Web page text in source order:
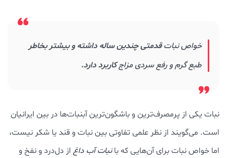
خواص نباتقدمتی چندین ساله داشته و بیشتر بخاطر
طبع گرم و رفع سردی مزاجکاربرد دارد.
نبات یکی از پرمصرف‌ترین و باشگون‌ترین آبنبات‌ها در بین ایرانیان
است. می‌گویند از نظر علمی تفاوتی بین نبات و قند یا شکر نیست،
اما خواص نبات برای آن‌هایی که بانبات آب داغ از دل‌درد و نفخ و